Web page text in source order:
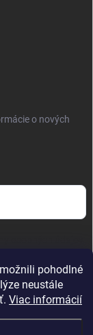
pohodlné
neustále
Viac informácií
o nových